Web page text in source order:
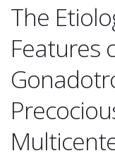
The
Features